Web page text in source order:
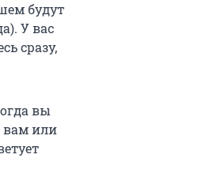
будут
У вас
сразу,
вы
вам или